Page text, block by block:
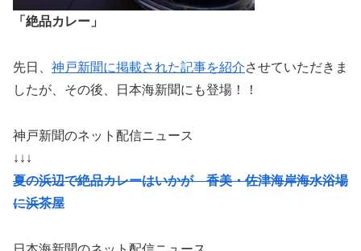
「絶品カレー」
先日、 神戸新聞に掲載された記事を紹介させていただきま
したが、その後、日本海新聞にも登場！！
神戸新聞のネット配信ニュース
↓↓↓
夏の浜辺で絶品カレーはいかが 香美・佐津海岸海水浴場
に浜茶屋